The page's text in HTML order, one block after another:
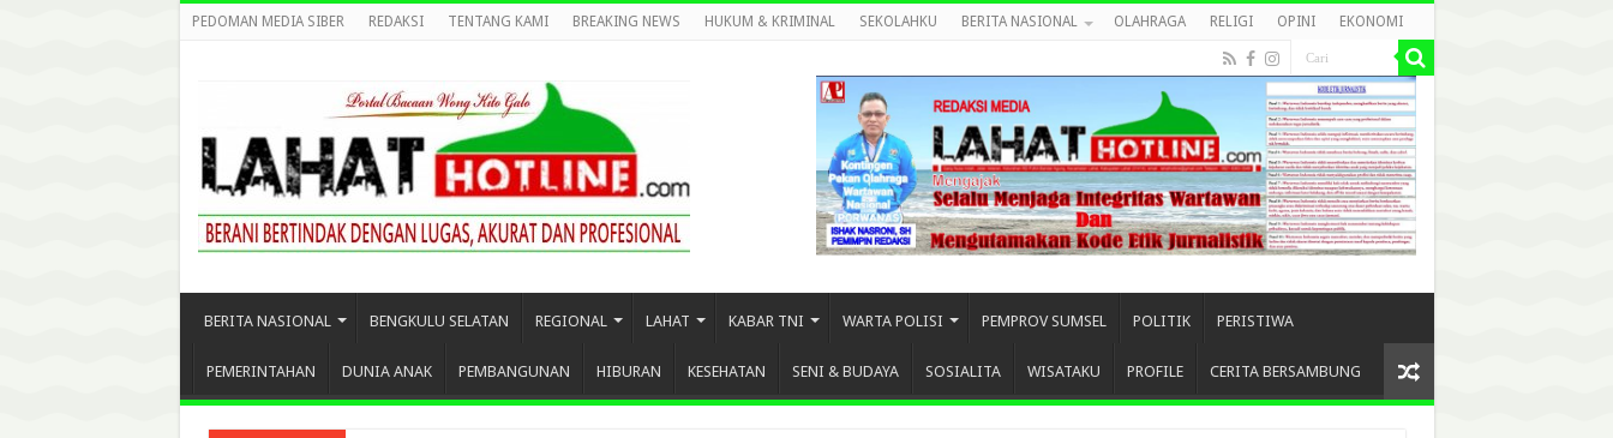
PEDOMAN MEDIA SIBER REDAKSI TENTANG KAMI BREAKING NEWS HUKUM & KRIMINAL SEKOLAHKU BERITA NASIONAL OLAHRAGA RELIGI OPINI EKONOMI
BERITA NASIONAL BENGKULU SELATAN REGIONAL LAHAT KABAR TNI WARTA POLISI PEMPROV SUMSEL POLITIK PERISTIWA
PEMERINTAHAN DUNIA ANAK PEMBANGUNAN HIBURAN KESEHATAN SENI & BUDAYA SOSIALITA WISATAKU PROFILE CERITA BERSAMBUNG